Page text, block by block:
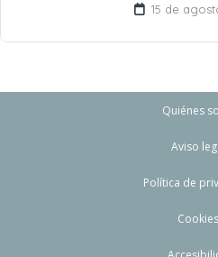
15 de
Quiénes
Aviso
Política de
Cookies